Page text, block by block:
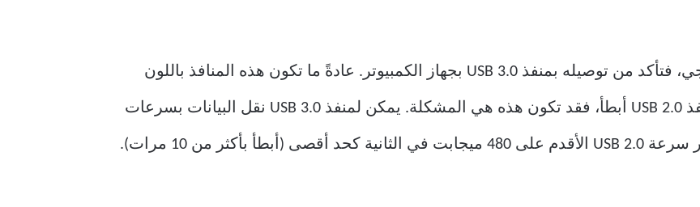
إذا كنت تستخدم محرك أقراص ثابت خارجي، فتأكد من توصيله بمنفذ USB 3.0 بجهاز الكمبيوتر. عادةً ما تكون هذه المنافذ باللون
الأزرق. إذا كان محرك الأقراص متصلاً بمنفذ USB 2.0 أبطأ، فقد تكون هذه هي المشكلة. يمكن لمنفذ USB 3.0 نقل البيانات بسرعات